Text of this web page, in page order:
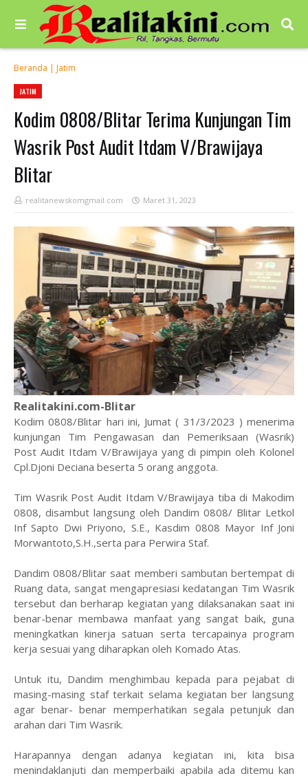
Beranda | Jatim
JATIM
Kodim 0808/Blitar Terima Kunjungan Tim
Wasrik Post Audit Itdam V/Brawijaya
Blitar
realitanewskomgmail.com Maret 31, 2023
Realitakini.com-Blitar
Kodim 0808/Blitar hari ini, Jumat ( 31/3/2023 ) menerima
kunjungan Tim Pengawasan dan Pemeriksaan (Wasrik)
Post Audit Itdam V/Brawijaya yang di pimpin oleh Kolonel
Cpl.Djoni Deciana beserta 5 orang anggota.
Tim Wasrik Post Audit Itdam V/Brawijaya tiba di Makodim
0808, disambut langsung oleh Dandim 0808/ Blitar Letkol
Inf Sapto Dwi Priyono, S.E., Kasdim 0808 Mayor Inf Joni
Morwantoto,S.H.,serta para Perwira Staf.
Dandim 0808/Blitar saat memberi sambutan bertempat di
Ruang data, sangat mengapresiasi kedatangan Tim Wasrik
tersebut dan berharap kegiatan yang dilaksanakan saat ini
benar-benar membawa manfaat yang sangat baik, guna
meningkatkan kinerja satuan serta tercapainya program
kerja sesuai yang diharapkan oleh Komado Atas.
Untuk itu, Dandim menghimbau kepada para pejabat di
masing-masing staf terkait selama kegiatan ber langsung
agar benar- benar memperhatikan segala petunjuk dan
arahan dari Tim Wasrik.
Harapannya dengan adanya kegiatan ini, kita bisa
menindaklanjuti dan memperbaiki apabila ada ditemu kan